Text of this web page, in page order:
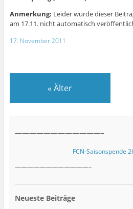
Anmerkung: Leider wurde dieser
am 17.11. nicht automatisch
17. November 2011
« Älter
————————————–
FCN-Saisonspende
————————————–
Neueste Beiträge